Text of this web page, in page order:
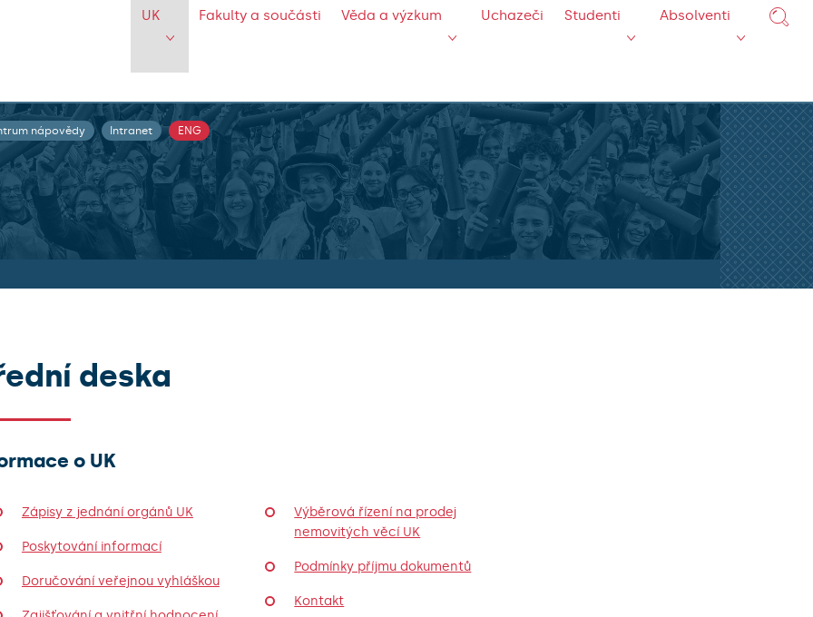
UK Fakulty a součásti Věda a výzkum Uchazeči Studenti Absolventi
nápovědy Intranet ENG
deska
o UK
Zápisy z jednání orgánů UK
Poskytování informací
Doručování veřejnou vyhláškou
Výběrová řízení na prodej
nemovitých věcí UK
Podmínky příjmu dokumentů
Kontakt